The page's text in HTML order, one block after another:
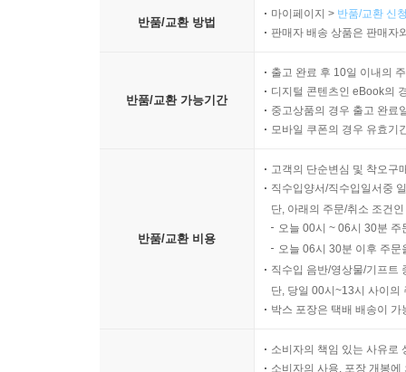
반품/교환 방법
마이페이지 > 반품/교환 신
판매자 배송 상품은 판매자
반품/교환 가능기간
출고 완료 후 10일 이내의
디지털 콘텐츠인 eBook의
중고상품의 경우 출고 완료
모바일 쿠폰의 경우 유효기
반품/교환 비용
고객의 단순변심 및 착오구
직수입양서/직수입일서중
단, 아래의 주문/취소 조건
오늘 00시 ~ 06시 30분
오늘 06시 30분 이후 주
직수입 음반/영상물/기프트
단, 당일 00시~13시 사이의
박스 포장은 택배 배송이
소비자의 책임 있는 사유로
소비자의 사용, 포장 개봉